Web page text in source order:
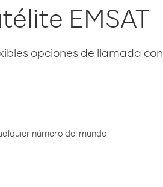
EMSAT
opciones de llamada con
número del mundo